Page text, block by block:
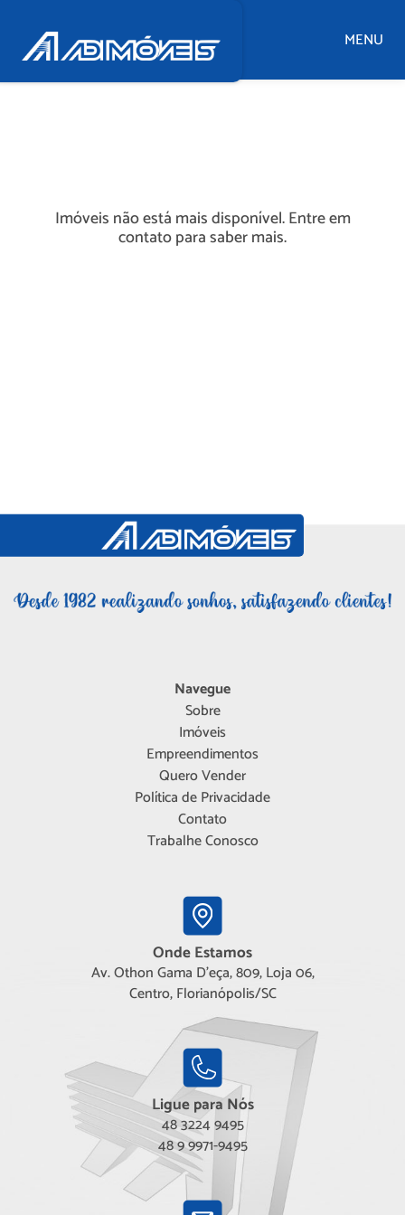
MENU
Imóveis não está mais disponível. Entre em
contato para saber mais.
Navegue
Sobre
Imóveis
Empreendimentos
Quero Vender
Política de Privacidade
Contato
Trabalhe Conosco
Onde Estamos
Av. Othon Gama D'eça, 809, Loja 06,
Centro, Florianópolis/SC
Ligue para Nós
48 3224 9495
48 9 9971-9495